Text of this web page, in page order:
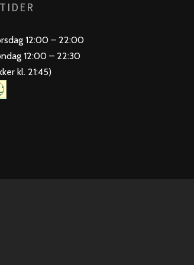
– Torsdag 12:00 – 22:00
12:00 – 22:30
kl. 21:45)